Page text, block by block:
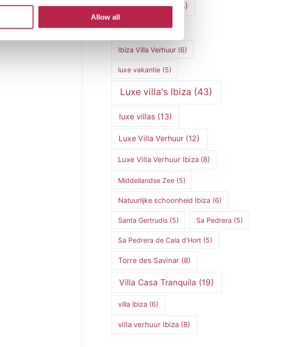
Allow all
ibiza vakantie(14)
ibiza villas(15)
Ibiza Villa Verhuur(6)
luxe vakantie(5)
Luxe villa's Ibiza (43)
luxe villas(13)
Luxe Villa Verhuur (12)
Luxe Villa Verhuur Ibiza (8)
Middellandse Zee(5)
Natuurlijke schoonheid Ibiza (6)
Santa Gertrudis(5) Sa Pedrera (5)
Sa Pedrera de Cala d'Hort(5)
Torre des Savinar (8)
Villa Casa Tranquila (19)
villa ibiza (6)
villa verhuur Ibiza (8)